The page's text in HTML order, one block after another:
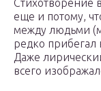
Стихотворение
еще и потому,
между людьми
редко
Даже
всего